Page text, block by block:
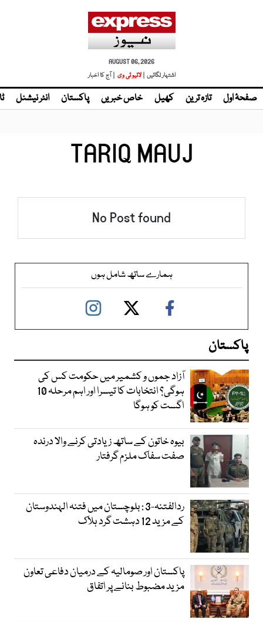
AUGUST 06, 2026
اشتہار لگائیں | لائیو ٹی وی | آج کا اخبار
صفحۂ اول تازہ ترین کھیل خاص خبریں پاکستان انٹر نیشنل
TARIQ MAUJ
No Post found
ہمارے ساتھ شامل ہوں
پاکستان
آزاد جموں و کشمیر میں حکومت کس کی
ہوگی؟ انتخابات کا تیسرا اور اہم مرحلہ 10
اگست کو ہوگا
بیوہ خاتون کے ساتھ زیادتی کرنے والا درندہ
صفت سفاک ملزم گرفتار
ردالفتنہ-3 : بلوچستان میں فتنہ الہندوستان
کے مزید 12 دہشت گرد ہلاک
پاکستان اور صومالیہ کے درمیان دفاعی تعاون
مزید مضبوط بنانے پر اتفاق